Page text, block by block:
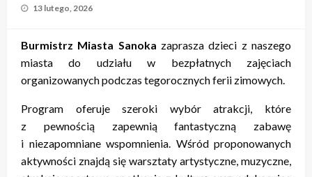
Opublikowane
13 lutego, 2026
Burmistrz Miasta Sanoka zaprasza dzieci z naszego
miasta do udziału w bezpłatnych zajęciach
organizowanych podczas tegorocznych ferii zimowych.
Program oferuje szeroki wybór atrakcji, które
z pewnością zapewnią fantastyczną zabawę
i niezapomniane wspomnienia. Wśród proponowanych
aktywności znajdą się warsztaty artystyczne, muzyczne,